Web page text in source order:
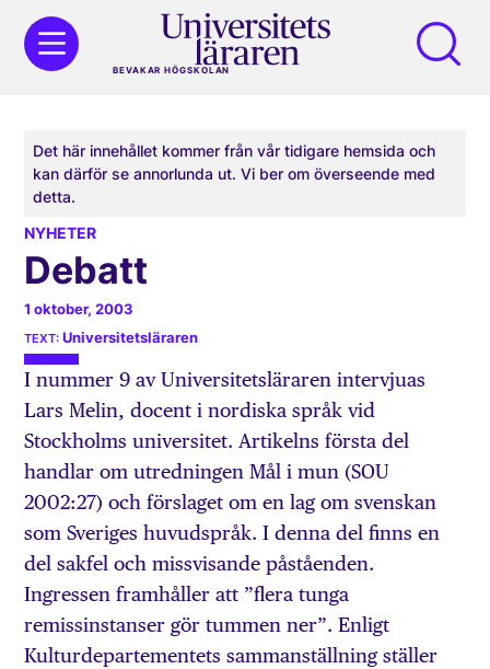
BEVAKAR HÖGSKOLAN
Det här innehållet kommer från vår tidigare hemsida och
kan därför se annorlunda ut. Vi ber om överseende med
detta.
NYHETER
Debatt
1 oktober, 2003
Universitetsläraren
I nummer 9 av Universitetsläraren intervjuas
Lars Melin, docent i nordiska språk vid
Stockholms universitet. Artikelns första del
handlar om utredningen Mål i mun (SOU
2002:27) och förslaget om en lag om svenskan
som Sveriges huvudspråk. I denna del finns en
del sakfel och missvisande påståenden.
Ingressen framhåller att ”flera tunga
remissinstanser gör tummen ner”. Enligt
Kulturdepartementets sammanställning ställer